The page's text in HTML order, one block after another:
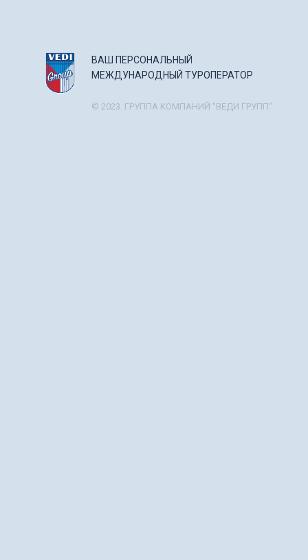
ВАШ ПЕРСОНАЛЬНЫЙ
МЕЖДУНАРОДНЫЙ ТУРОПЕРАТОР
© 2023. ГРУППА КОМПАНИЙ "ВЕДИ ГРУПП".